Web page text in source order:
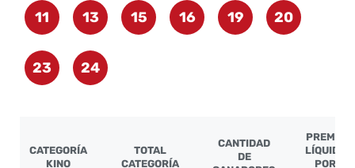
11 13 15 16 19 20
23 24
CATEGORÍA
KINO
TOTAL
CATEGORÍA
CANTIDAD
DE
PREMIO
LÍQUIDO
POR